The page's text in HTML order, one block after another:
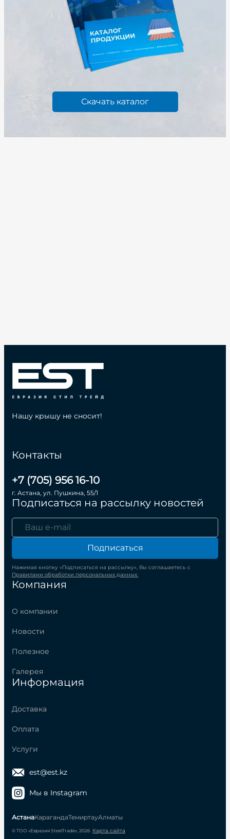
Скачать каталог
Компания
О компании
Новости
Полезное
Галерея
Информация
Доставка
Оплата
Услуги
Контакты
+7 (705) 956 16-10
г. Астана, ул. Пушкина, 55/1
Подписаться на рассылку новостей
Подписаться
Нажимая кнопку «Подписаться на рассылку», Вы соглашаетесь с
Правилами обработки персональных данных.
Нашу крышу не сносит!
est@est.kz
Мы в Instagram
АстанаКарагандаТемиртауАлматы
© ТОО «Евразия SteelTrade», 2026 Карта сайта